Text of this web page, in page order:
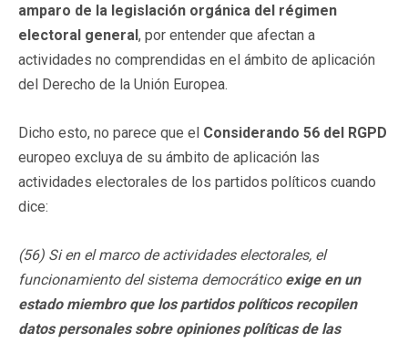
amparo de la legislación orgánica del régimen
electoral general, por entender que afectan a
actividades no comprendidas en el ámbito de aplicación
del Derecho de la Unión Europea.
Dicho esto, no parece que el Considerando 56 del RGPD
europeo excluya de su ámbito de aplicación las
actividades electorales de los partidos políticos cuando
dice:
(56) Si en el marco de actividades electorales, el
funcionamiento del sistema democrático exige en un
estado miembro que los partidos políticos recopilen
datos personales sobre opiniones políticas de las